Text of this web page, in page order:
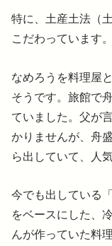
特に、土産土法（
こだわっています。
なめろうを料理屋
そうです。旅館で
ていました。父が
かりませんが、舟
ら出していて、人
今でも出している
をベースにした、
んが作っていた料